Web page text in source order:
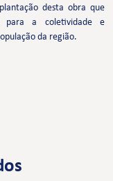
desta obra que
para a coletividade e
da região.